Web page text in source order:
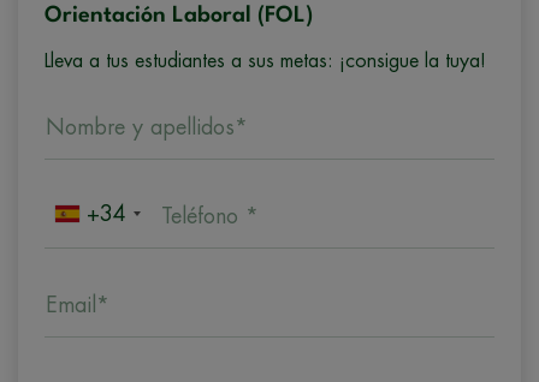
Orientación Laboral (FOL)
Lleva a tus estudiantes a sus metas: ¡consigue la tuya!
Nombre y apellidos*
+34 Teléfono *
Email*